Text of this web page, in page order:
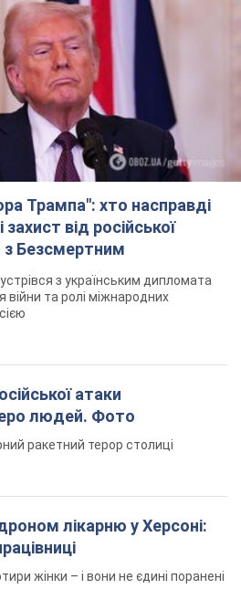
Трампа": хто насправді
від російської
з Безсмертним
з українським дипломата
війни та ролі міжнародних
атаки
людей. Фото
ракетний терор столиці
лікарню у Херсоні:
жінки – і вони не єдині поранені